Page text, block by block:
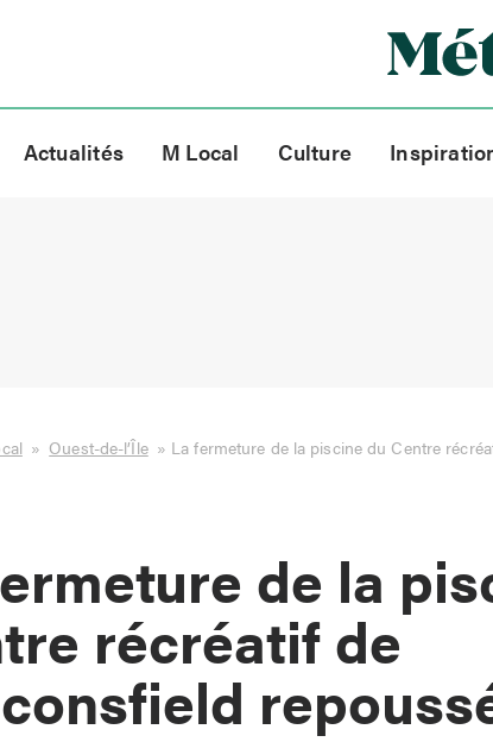
Actualités M Local Culture
» Ouest-de-l’Île » La fermeture de la piscine du Centre
de la
récréatif de